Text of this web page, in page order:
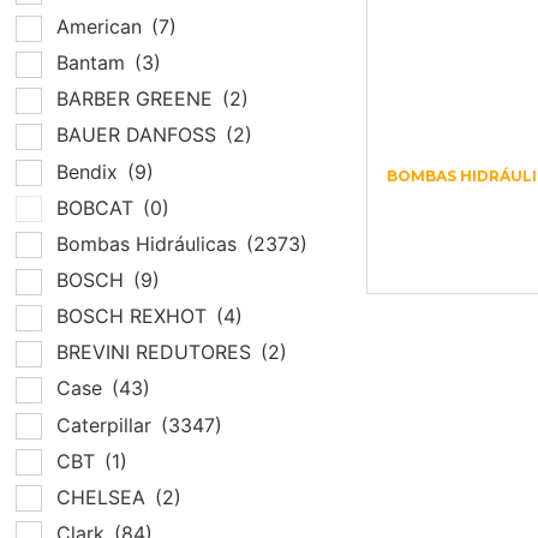
American (7)
Bantam (3)
BARBER GREENE (2)
BAUER DANFOSS (2)
Bendix (9)
BOBCAT (0)
Bombas Hidráulicas (2373)
BOSCH (9)
BOSCH REXHOT (4)
BREVINI REDUTORES (2)
Case (43)
Caterpillar (3347)
CBT (1)
CHELSEA (2)
Clark (84)
BOMBAS